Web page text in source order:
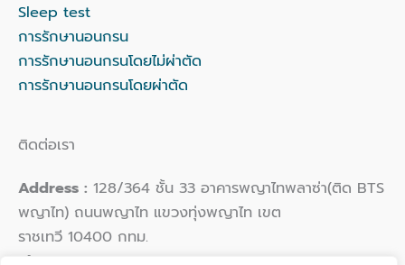
Sleep test
การรักษานอนกรน
การรักษานอนกรนโดยไม่ผ่าตัด
การรักษานอนกรนโดยผ่าตัด
ติดต่อเรา
Address : 128/364 ชั้น 33 อาคารพญาไทพลาซ่า(ติด BTS
พญาไท) ถนนพญาไท แขวงทุ่งพญาไท เขต
ราชเทวี 10400 กทม.